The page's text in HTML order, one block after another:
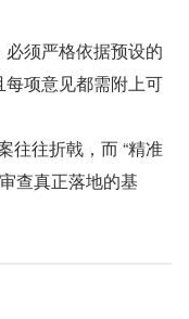
必须严格依据预设的
项意见都需附上可
往往折戟，而 “精准
查真正落地的基